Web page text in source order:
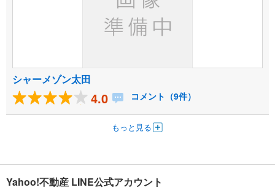
シャーメゾン太田
4.0 コメント（9件）
もっと見る
Yahoo!不動産 LINE公式アカウント